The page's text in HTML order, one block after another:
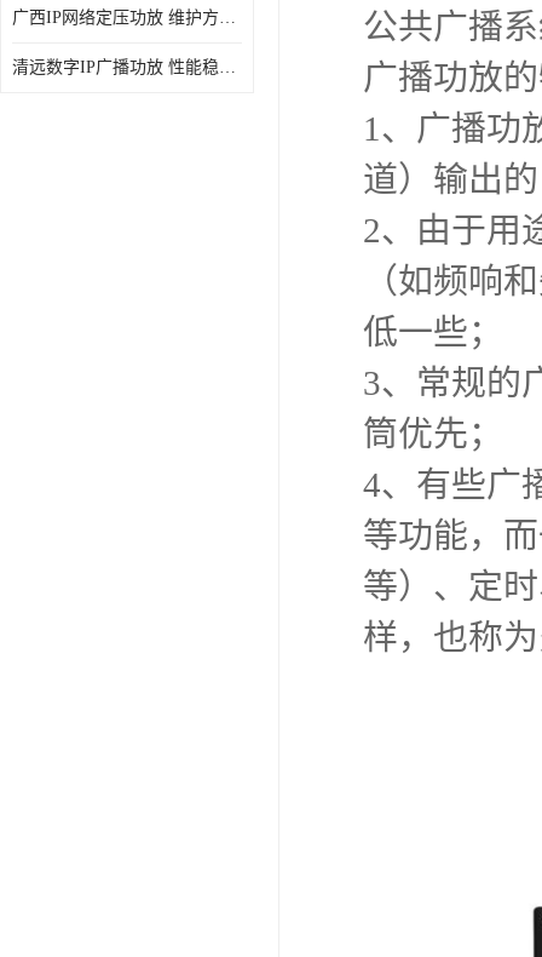
广西IP网络定压功放 维护方便 多应用于公共场合
清远数字IP广播功放 性能稳定 传输距离远
公共广播
广播功放
1、广播功
道）输出
2、由于用
（如频响
低一些；
3、常规的
筒优先；
4、有些广
等功能，
等）、定
样，也称